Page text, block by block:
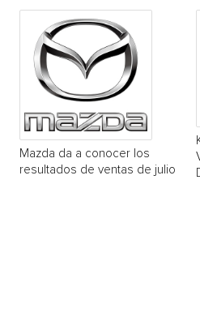
Mazda da a conocer los
resultados de ventas de julio